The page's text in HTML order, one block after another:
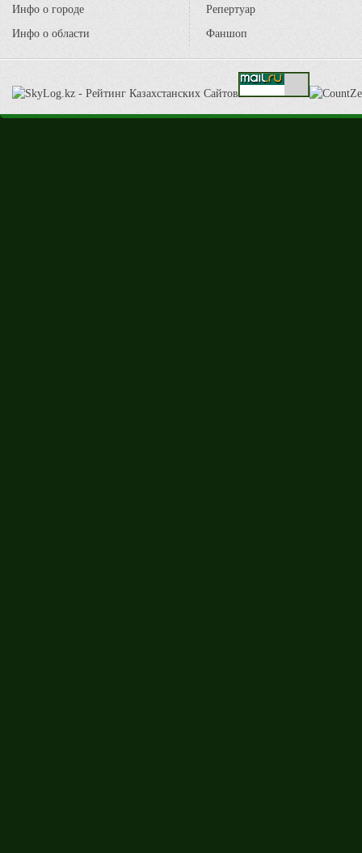
Инфо о городе
Инфо о области
Репертуар
Фаншоп